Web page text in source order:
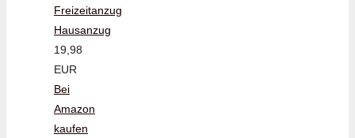
Freizeitanzug
Hausanzug
19,98
EUR
Bei
Amazon
kaufen